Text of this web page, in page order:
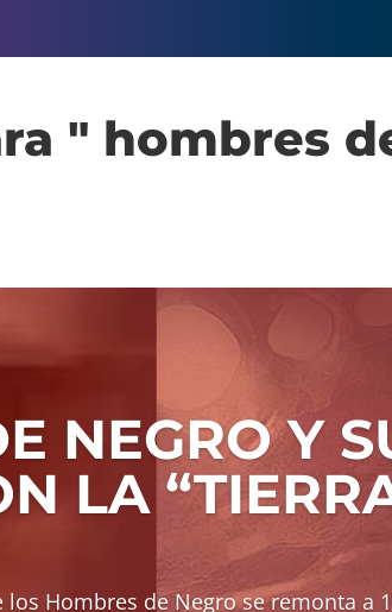
" hombres
NEGRO Y
LA
Hombres de Negro se remonta a